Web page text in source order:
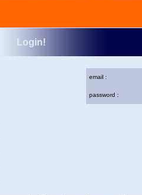
Login!
email :
password :